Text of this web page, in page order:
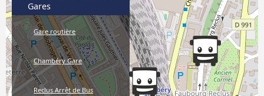
Gares
Gare routière
Chambéry Gare
Reclus Arrêt de Bus